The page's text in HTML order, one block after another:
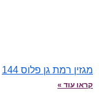
מגזין רמת גן פלוס 144
קראו עוד »